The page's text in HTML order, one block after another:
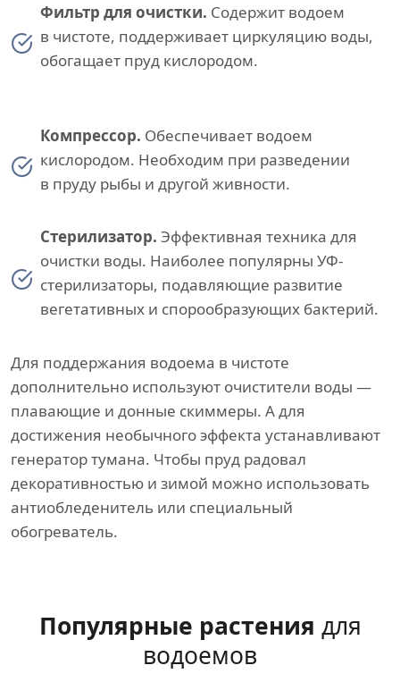
Фильтр для очистки. Содержит водоем
в чистоте, поддерживает циркуляцию воды,
обогащает пруд кислородом.
Компрессор. Обеспечивает водоем
кислородом. Необходим при разведении
в пруду рыбы и другой живности.
Стерилизатор. Эффективная техника для
очистки воды. Наиболее популярны УФ-
стерилизаторы, подавляющие развитие
вегетативных и спорообразующих бактерий.
Для поддержания водоема в чистоте
дополнительно используют очистители воды —
плавающие и донные скиммеры. А для
достижения необычного эффекта устанавливают
генератор тумана. Чтобы пруд радовал
декоративностью и зимой можно использовать
антиобледенитель или специальный
обогреватель.
Популярные растения для
водоемов